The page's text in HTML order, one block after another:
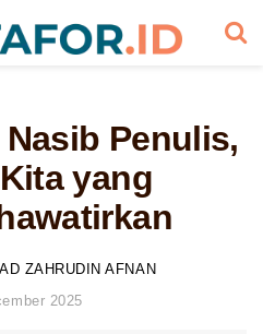
Penulis,
yang
ZAHRUDIN AFNAN
2025